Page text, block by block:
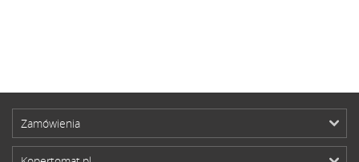
Zamówienia